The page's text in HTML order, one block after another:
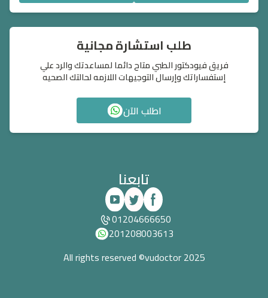
طلب استشارة مجانية
فريق فيودكتور الطبي متاح دائما لمساعدتك والرد علي
إستفساراتك وإرسال التوجيهات اللازمه لحالتك الصحيه
اطلب الآن
تابعنا
01204666650
201208003613
All rights reserved ©vudoctor 2025